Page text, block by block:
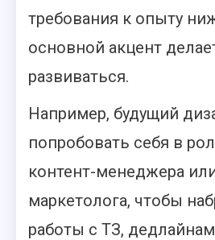
требования к опыту
основной акцент
развиваться.
Например, будущий
попробовать себя в
контент-менеджера
маркетолога, чтобы
работы с ТЗ,